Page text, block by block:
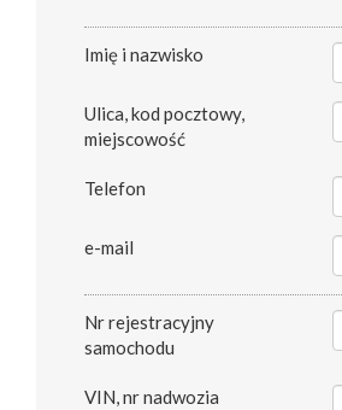
Imię i nazwisko
Ulica, kod pocztowy,
miejscowość
Telefon
e-mail
Nr rejestracyjny
samochodu
VIN, nr nadwozia